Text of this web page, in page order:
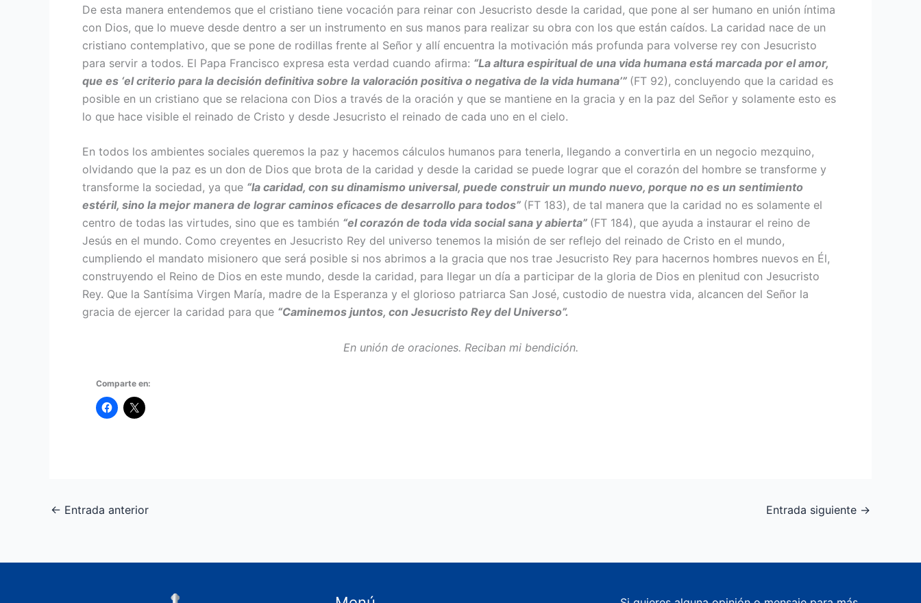
De esta manera entendemos que el cristiano tiene vocación para reinar con Jesucristo desde la caridad, que pone al ser humano en unión íntima
con Dios, que lo mueve desde dentro a ser un instrumento en sus manos para realizar su obra con los que están caídos. La caridad nace de un
cristiano contemplativo, que se pone de rodillas frente al Señor y allí encuentra la motivación más profunda para volverse rey con Jesucristo
para servir a todos. El Papa Francisco expresa esta verdad cuando afirma: “La altura espiritual de una vida humana está marcada por el amor,
que es ‘el criterio para la decisión definitiva sobre la valoración positiva o negativa de la vida humana’” (FT 92), concluyendo que la caridad es
posible en un cristiano que se relaciona con Dios a través de la oración y que se mantiene en la gracia y en la paz del Señor y solamente esto es
lo que hace visible el reinado de Cristo y desde Jesucristo el reinado de cada uno en el cielo.
En todos los ambientes sociales queremos la paz y hacemos cálculos humanos para tenerla, llegando a convertirla en un negocio mezquino,
olvidando que la paz es un don de Dios que brota de la caridad y desde la caridad se puede lograr que el corazón del hombre se transforme y
transforme la sociedad, ya que “la caridad, con su dinamismo universal, puede construir un mundo nuevo, porque no es un sentimiento
estéril, sino la mejor manera de lograr caminos eficaces de desarrollo para todos” (FT 183), de tal manera que la caridad no es solamente el
centro de todas las virtudes, sino que es también “el corazón de toda vida social sana y abierta” (FT 184), que ayuda a instaurar el reino de
Jesús en el mundo. Como creyentes en Jesucristo Rey del universo tenemos la misión de ser reflejo del reinado de Cristo en el mundo,
cumpliendo el mandato misionero que será posible si nos abrimos a la gracia que nos trae Jesucristo Rey para hacernos hombres nuevos en Él,
construyendo el Reino de Dios en este mundo, desde la caridad, para llegar un día a participar de la gloria de Dios en plenitud con Jesucristo
Rey. Que la Santísima Virgen María, madre de la Esperanza y el glorioso patriarca San José, custodio de nuestra vida, alcancen del Señor la
gracia de ejercer la caridad para que “Caminemos juntos, con Jesucristo Rey del Universo”.
En unión de oraciones. Reciban mi bendición.
Comparte en:
← Entrada anterior Entrada siguiente →